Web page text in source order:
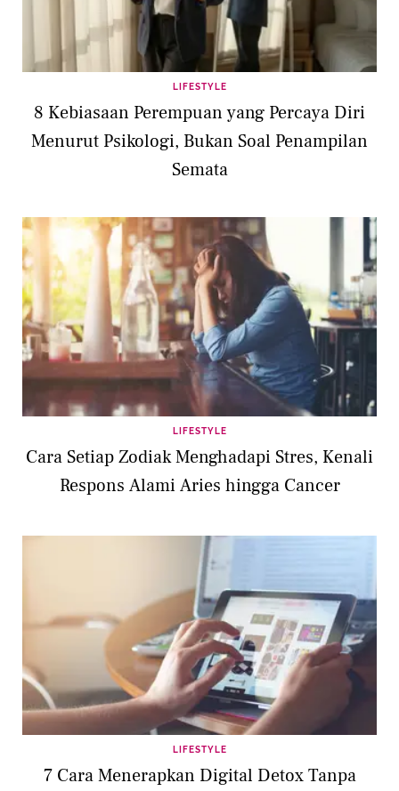
LIFESTYLE
8 Kebiasaan Perempuan yang Percaya Diri
Menurut Psikologi, Bukan Soal Penampilan
Semata
LIFESTYLE
Cara Setiap Zodiak Menghadapi Stres, Kenali
Respons Alami Aries hingga Cancer
LIFESTYLE
7 Cara Menerapkan Digital Detox Tanpa